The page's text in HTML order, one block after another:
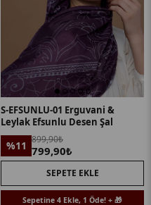
S-EFSUNLU-01 Erguvani &
Leylak Efsunlu Desen Şal
%11 899,90₺
799,90₺
SEPETE EKLE
Sepetine 4 Ekle, 1 Öde! + 🎁